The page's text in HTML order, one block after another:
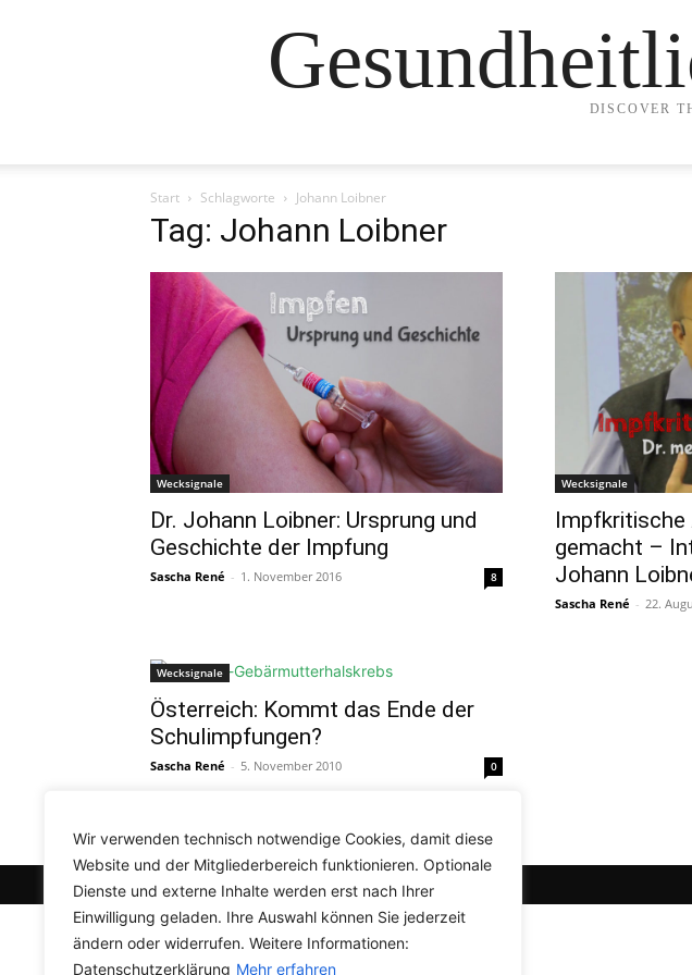
Wir verwenden technisch notwendige Cookies, damit diese
Website und der Mitgliederbereich funktionieren. Optionale
Dienste und externe Inhalte werden erst nach Ihrer
Einwilligung geladen. Ihre Auswahl können Sie jederzeit
ändern oder widerrufen. Weitere Informationen:
Datenschutzerklärung Mehr erfahren
DISCOVER
Start Schlagworte Johann Loibner
Tag: Johann Loibner
Wecksignale
Dr. Johann Loibner: Ursprung und
Geschichte der Impfung
Sascha René - 1. November 2016 8
Wecksignale
gemacht –
Johann
Sascha René - 22.
Wecksignale
Österreich: Kommt das Ende der
Schulimpfungen?
Sascha René - 5. November 2010 0
© Newspaper WordPress Theme by TagDiv